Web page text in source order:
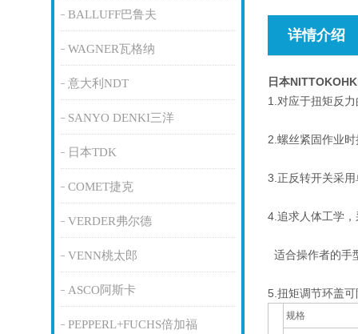
BALLUFF巴鲁夫
WAGNER瓦格纳
意大利NDT
SANYO DENKI三洋
日本TDK
COMET捷克
VERDER弗尔德
VENN桃太郎
ASCO阿斯卡
PEPPERL+FUCHS倍加福
详情介绍
日本
1.对应于扭矩反
2.螺丝紧固作业
3.正反转开关采
4.追求人体工学
适合操作者的手
5.扭矩调节环盖
规格